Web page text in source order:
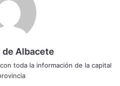
de Albacete
toda la información de la capital